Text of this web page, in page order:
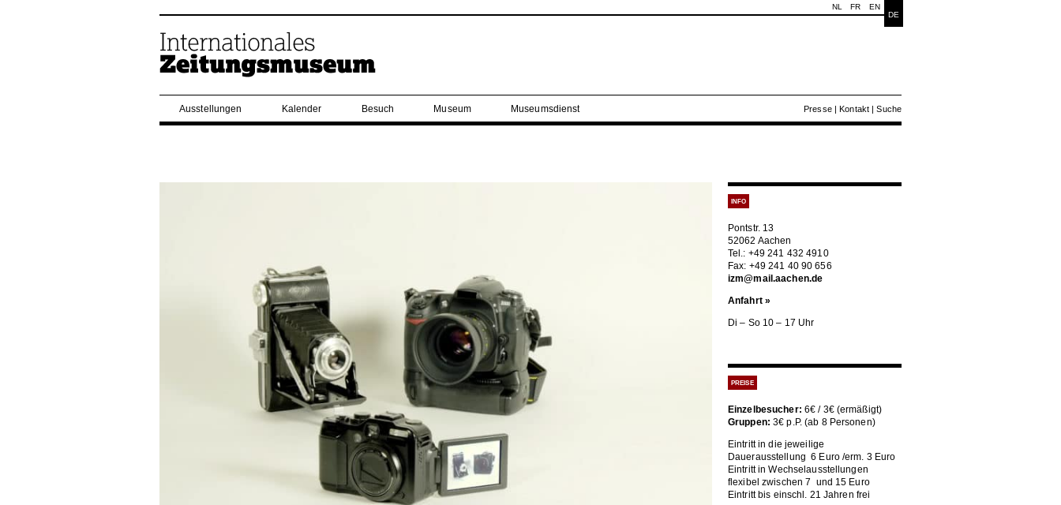
DE
EN
FR
NL
Ausstellungen Kalender Besuch Museum Museumsdienst Presse|Kontakt |Suche
INFO
Pontstr. 13
52062 Aachen
Tel.: +49 241 432 4910
Fax: +49 241 40 90 656
izm@mail.aachen.de
Anfahrt »
Di – So 10 – 17 Uhr
PREISE
Einzelbesucher: 6€ / 3€ (ermäßigt)
Gruppen: 3€ p.P. (ab 8 Personen)
Eintritt in die jeweilige
Dauerausstellung 6 Euro /erm. 3 Euro
Eintritt in Wechselausstellungen
flexibel zwischen 7 und 15 Euro
Eintritt bis einschl. 21 Jahren frei